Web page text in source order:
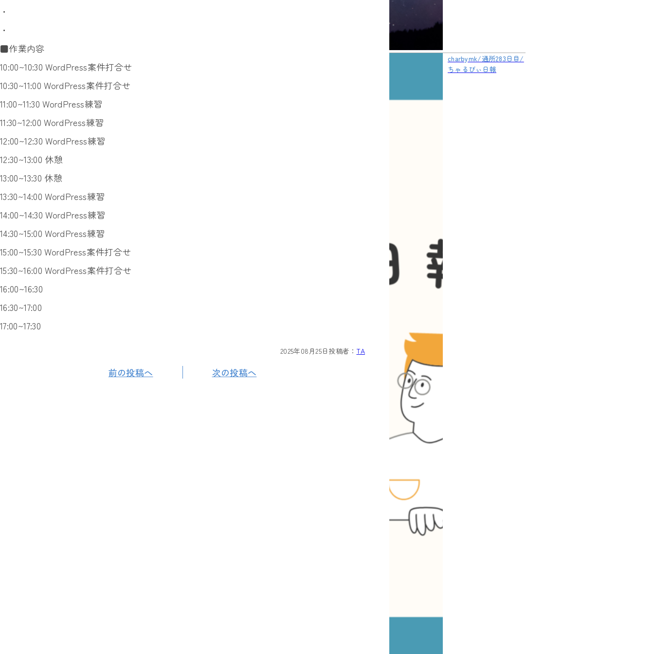
・
・
■作業内容
10:00~10:30 WordPress案件打合せ
10:30~11:00 WordPress案件打合せ
11:00~11:30 WordPress練習
11:30~12:00 WordPress練習
12:00~12:30 WordPress練習
12:30~13:00 休憩
13:00~13:30 休憩
13:30~14:00 WordPress練習
14:00~14:30 WordPress練習
14:30~15:00 WordPress練習
15:00~15:30 WordPress案件打合せ
15:30~16:00 WordPress案件打合せ
16:00~16:30
16:30~17:00
17:00~17:30
2025年08月25日 投稿者： TA
前の投稿へ 次の投稿へ
charbymk/通所283日目/
ちゃるびぃ日報